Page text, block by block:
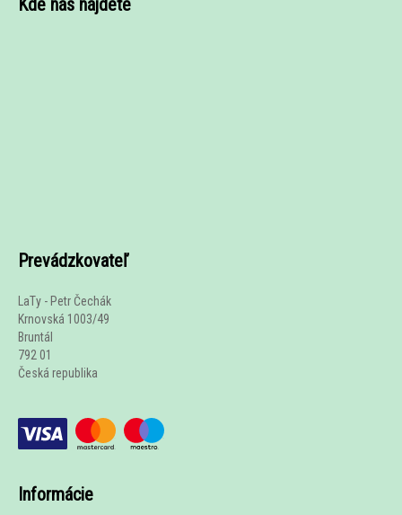
Kde nás nájdete
Prevádzkovateľ
LaTy - Petr Čechák
Krnovská 1003/49
Bruntál
792 01
Česká republika
Informácie